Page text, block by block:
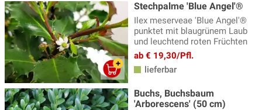
Stechpalme 'Blue Angel'®
Ilex meserveae 'Blue Angel'®
punktet mit blaugrünem Laub
und leuchtend roten Früchten
ab € 19,30/Pfl.
lieferbar
Buchs, Buchsbaum
'Arborescens' (50 cm)